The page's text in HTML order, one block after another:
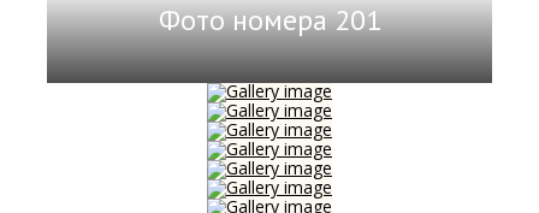
Фото номера 201